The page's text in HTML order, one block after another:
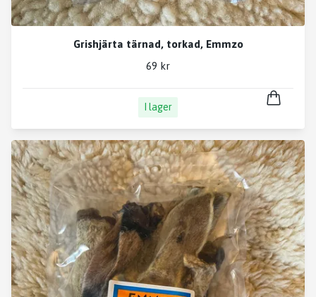
Grishjärta tärnad, torkad, Emmzo
69 kr
I lager